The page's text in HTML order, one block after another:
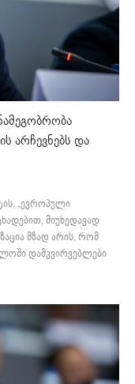
არჩევნებს და
„ევროპული
მიუხედავად
მზად არის, რომ
დამკვირვებლები